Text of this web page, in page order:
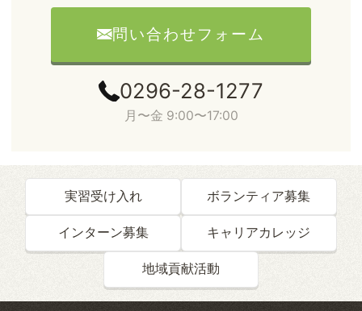
問い合わせフォーム
0296-28-1277
月〜金 9:00〜17:00
実習受け入れ ボランティア募集
インターン募集 キャリアカレッジ
地域貢献活動